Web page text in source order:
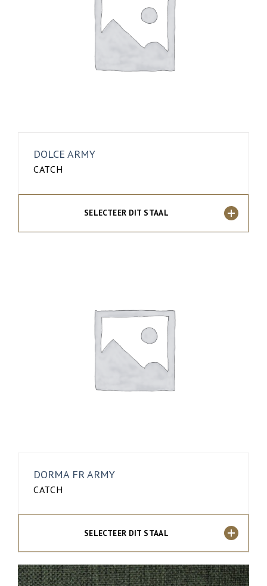
DOLCE ARMY
CATCH
SELECTEER DIT STAAL
DORMA FR ARMY
CATCH
SELECTEER DIT STAAL